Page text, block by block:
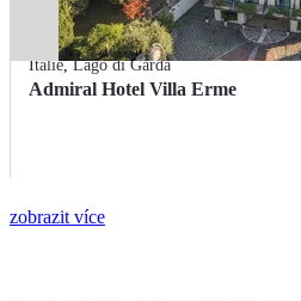
Itálie,Lago di Garda
Admiral Hotel Villa Erme
zobrazit více